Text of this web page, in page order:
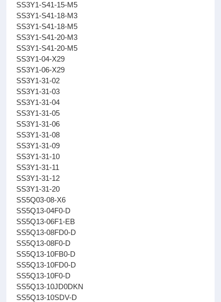
SS3Y1-S41-15-M5
SS3Y1-S41-18-M3
SS3Y1-S41-18-M5
SS3Y1-S41-20-M3
SS3Y1-S41-20-M5
SS3Y1-04-X29
SS3Y1-06-X29
SS3Y1-31-02
SS3Y1-31-03
SS3Y1-31-04
SS3Y1-31-05
SS3Y1-31-06
SS3Y1-31-08
SS3Y1-31-09
SS3Y1-31-10
SS3Y1-31-11
SS3Y1-31-12
SS3Y1-31-20
SS5Q03-08-X6
SS5Q13-04F0-D
SS5Q13-06F1-EB
SS5Q13-08FD0-D
SS5Q13-08F0-D
SS5Q13-10FB0-D
SS5Q13-10FD0-D
SS5Q13-10F0-D
SS5Q13-10JD0DKN
SS5Q13-10SDV-D